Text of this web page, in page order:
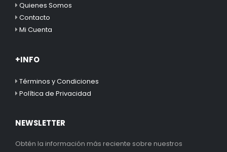
Quienes Somos
Contacto
Mi Cuenta
+INFO
Términos y Condiciones
Política de Privacidad
NEWSLETTER
Obtén la información más reciente sobre nuestros